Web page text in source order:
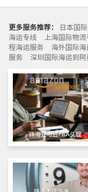
更多服务推荐： 日本国
海运专线
上海国际物
程海运服务
海外国际海
服务
深圳国际海运到阿